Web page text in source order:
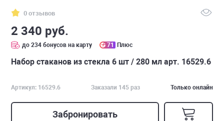
0 отзывов
2 340 руб.
до 234 бонусов на карту 71 Плюс
Набор стаканов из стекла 6 шт / 280 мл арт. 16529.6
Артикул: 16529.6 Заказали 145 раз Только онлайн
Забронировать